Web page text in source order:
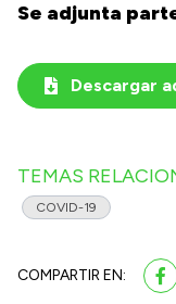
Se adjunta
Descargar
TEMAS
COVID-19
COMPARTIR EN: